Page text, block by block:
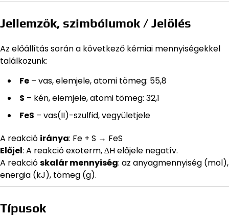
Jellemzők, szimbólumok / Jelölés
Az előállítás során a következő kémiai mennyiségekkel
találkozunk:
Fe – vas, elemjele, atomi tömeg: 55,8
S – kén, elemjele, atomi tömeg: 32,1
FeS – vas(II)-szulfid, vegyületjele
A reakció iránya: Fe + S → FeS
Előjel: A reakció exoterm, ∆H előjele negatív.
A reakcióskalár mennyiség: az anyagmennyiség (mol),
energia (kJ), tömeg (g).
Típusok